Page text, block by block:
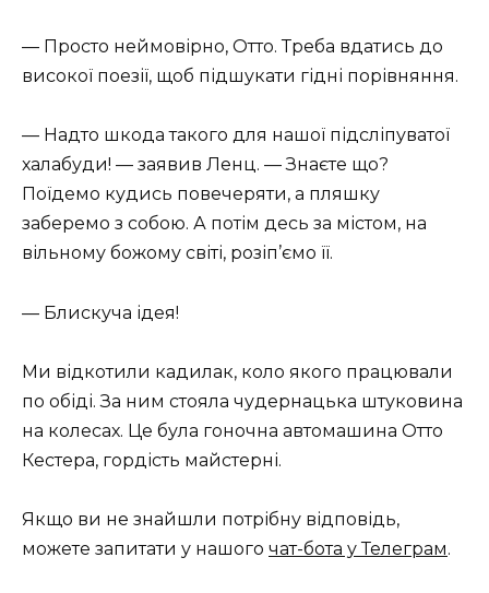
— Просто неймовірно, Отто. Треба вдатись до
високої поезії, щоб підшукати гідні порівняння.
— Надто шкода такого для нашої підсліпуватої
халабуди! — заявив Ленц. — Знаєте що?
Поїдемо кудись повечеряти, а пляшку
заберемо з собою. А потім десь за містом, на
вільному божому світі, розіп’ємо її.
— Блискуча ідея!
Ми відкотили кадилак, коло якого працювали
по обіді. За ним стояла чудернацька штуковина
на колесах. Це була гоночна автомашина Отто
Кестера, гордість майстерні.
Якщо ви не знайшли потрібну відповідь,
можете запитати у нашого чат-бота у Телеграм.